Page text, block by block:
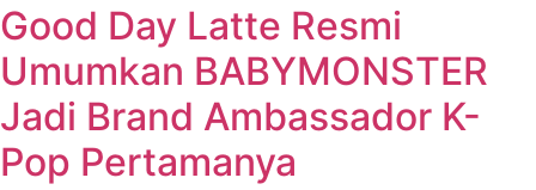
Good Day Latte Resmi
Umumkan BABYMONSTER
Jadi Brand Ambassador K-
Pop Pertamanya